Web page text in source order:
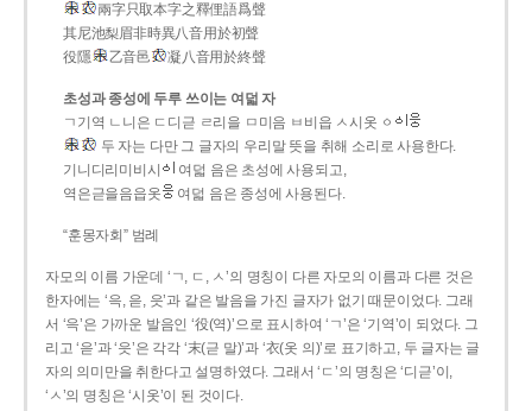
兩字只取本字之釋俚語爲聲
其尼池梨眉非時異八音用於初聲
役隱
乙音邑 凝八音用於終聲
초성과 종성에 두루 쓰이는 여덟 자
ㄱ기역 ㄴ니은 ㄷ디귿 ㄹ리을 ㅁ미음 ㅂ비읍 ㅅ시옷 ㆁ
두 자는 다만 그 글자의 우리말 뜻을 취해 소리로 사용한다.
기니디리미비시
여덟 음은 초성에 사용되고,
역은귿을음읍옷
여덟 음은 종성에 사용된다.
“훈몽자회” 범례
자모의 이름 가운데 ‘ㄱ, ㄷ, ㅅ’의 명칭이 다른 자모의 이름과 다른 것은
한자에는 ‘윽, 읃, 읏’과 같은 발음을 가진 글자가 없기 때문이었다. 그래
서 ‘윽’은 가까운 발음인 ‘役(역)’으로 표시하여 ‘ㄱ’은 ‘기역’이 되었다. 그
리고 ‘읃’과 ‘읏’은 각각 ‘末(귿 말)’과 ‘衣(옷 의)’로 표기하고, 두 글자는 글
자의 의미만을 취한다고 설명하였다. 그래서 ‘ㄷ’의 명칭은 ‘디귿’이,
‘ㅅ’의 명칭은 ‘시옷’이 된 것이다.